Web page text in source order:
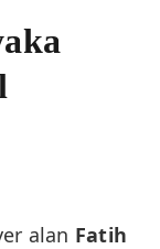
alan Fatih